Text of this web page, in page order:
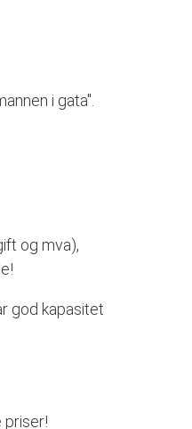
i gata".
og mva),
god kapasitet
priser!